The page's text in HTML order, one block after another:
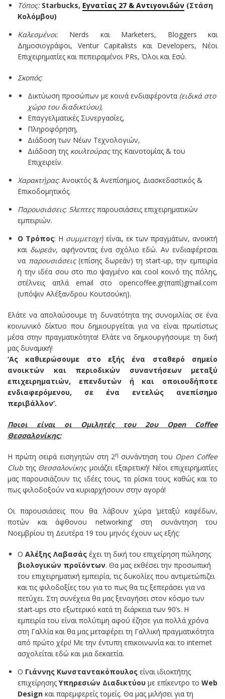
Τόπος: Starbucks, Εγνατίας 27 & Αντιγονιδών (Στάση
Κολόμβου)
Καλεσμένοι: Nerds και Marketers, Bloggers και
Δημοσιογράφοι, Ventur Capitalists και Developers, Νέοι
Επιχειρηματίες και πεπειραμένοι PRs, Όλοι και Εσύ.
Σκοπός:
Δικτύωση προσώπων με κοινά ενδιαφέροντα (ειδικά στο
χώρο του διαδικτύου),
Επαγγελματικές Συνεργασίες,
Πληροφόρηση,
Διάδοση των Νέων Τεχνολογιών,
Διάδοση της κουλτούραςτης Καινοτομίας & του
Επιχειρείν.
Χαρακτήρας: Ανοικτός & Ανεπίσημος, Διασκεδαστικός &
Επικοδομητικός.
Παρουσιάσεις: 5λεπτεςπαρουσιάσεις επιχειρηματικών
εμπειριών.
Ο Tρόπος: Η συμμετοχή είναι, εκ των πραγμάτων, ανοικτή
και δωρεάν, αφήνοντας ένα σχόλιο εδώ. Αν ενδιαφέρεσαι
να παρουσιάσεις(επίσης δωρεάν) τη start-up, την εμπειρία
ή την ιδέα σου στο πιο ψαγμένο και cool κοινό της πόλης,
στέλνεις απλά email στο opencoffee.gr(παπί)gmail.com
(υπόψιν Αλέξανδρου Κουτσούκη).
Ελάτε να απολαύσουμε τη δυνατότητα της συνομιλίας σε ένα
κοινωνικό δίκτυο που δημιουργείται για να είναι πρωτίστως
μέσα στην πραγματικότητα! Ελάτε να δημιουργήσουμε τη δική
μας δυναμική!
‘Ας καθιερώσουμε στο εξής ένα σταθερό σημείο
ανοικτών και περιοδικών συναντήσεων μεταξύ
επιχειρηματιών, επενδυτών ή και οποιουδήποτε
ενδιαφερόμενου, σε ένα εντελώς ανεπίσημο
περιβάλλον‘.
Ποιοι είναι οι Ομιλητές του 2ου Open Coffee
Θεσσαλονίκης;
Η πρώτη σειρά εισηγητών στη 2η συνάντηση του Open Coffee
Club της Θεσσαλονίκηςμοιάζει εξαιρετική! Νέοι επιχειρηματίες
μας παρουσιάζουν τις ιδέες τους, τα ρίσκα τους καθώς και το
πως φιλοδοξούν να κυριαρχήσουν στην αγορά!
Οι παρουσιάσεις που θα λάβουν χώρα ‘μεταξύ καφέδων,
ποτών και άφθονου networking‘ στη συνάντηση του
Νοεμβρίου τη Δευτέρα 19 του μηνός έχουν ως εξής:
Ο Αλέξης Λαβασάς έχει τη δική του επιχείρηση πώλησης
βιολογικών προϊόντων. Θα μας εκθέσει την προσωπική
του επιχειρηματική εμπειρία, τις δυκολίες που αντιμετώπιζει
και τις φιλοδοξίες του για το πως θα τις ξεπεράσει για να
πετύχει. Στη συνέχεια θα μας ξεναγήσει στον κόσμο των
start-ups στο εξωτερικό κατά τη διάρκεια των 90’s. Η
εμπειρία του είναι πολύτιμη αφού έζησε για πολλά χρόνα
στη Γαλλία και θα μας μεταφέρει τη Γαλλική πραγματικότητα
από πρώτο χέρι! Με την έντυπη επικοινωνία και το internet
ασχολείται εδώ και μια δεκαετία.
Ο Γιάννης Κωνσταντακόπουλος είναι ιδιοκτήτης
επιχείρησης Υπηρεσιών Διαδικτύου με επίκεντρο το Web
Design και παρεμφερείς τομείς. Θα μας μιλήσει για τη